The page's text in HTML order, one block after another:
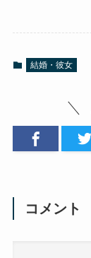
結婚・彼女
コメント